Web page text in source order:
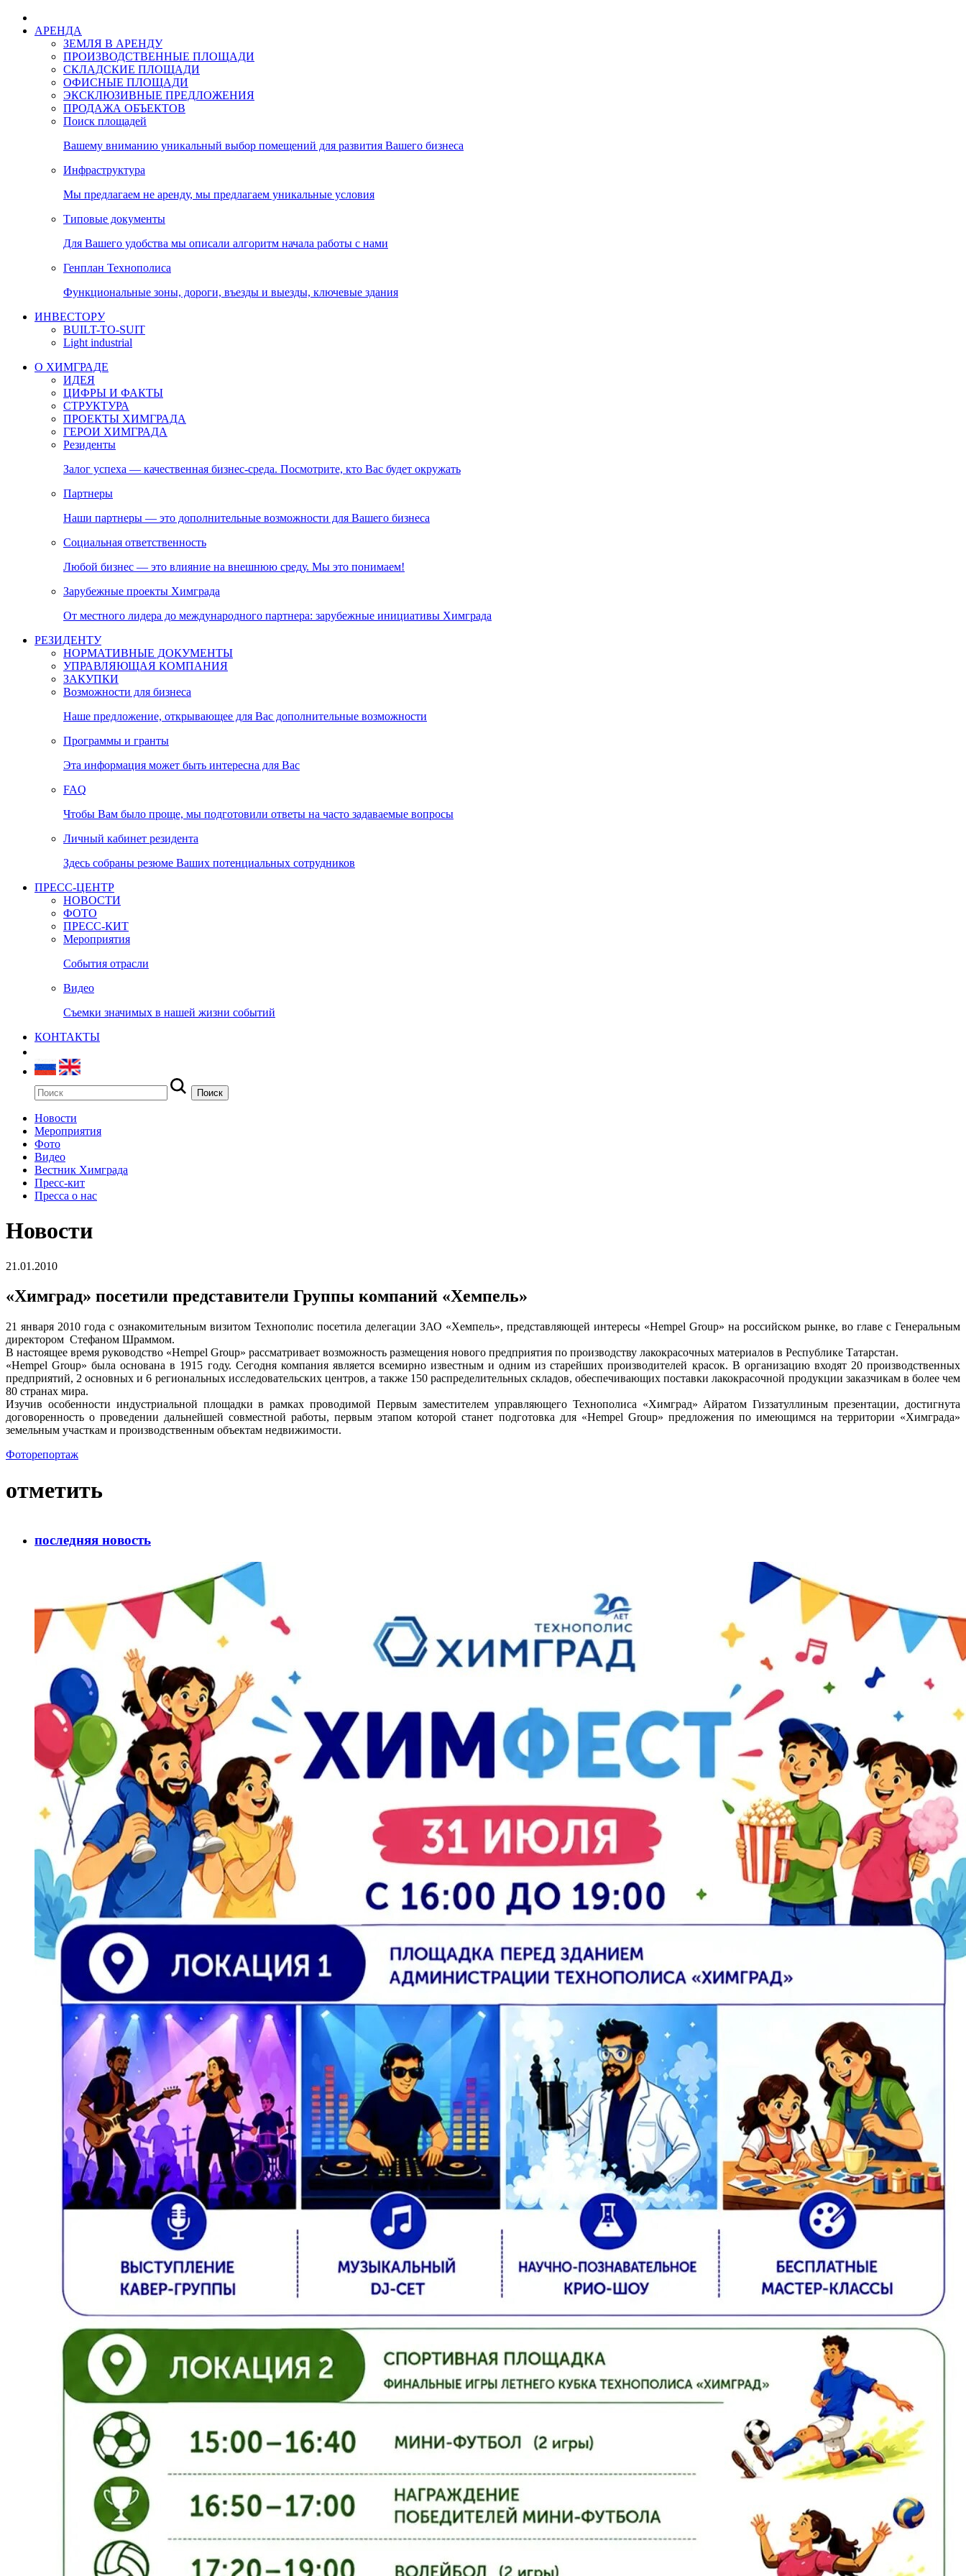
АРЕНДА
ЗЕМЛЯ В АРЕНДУ
ПРОИЗВОДСТВЕННЫЕ ПЛОЩАДИ
СКЛАДСКИЕ ПЛОЩАДИ
ОФИСНЫЕ ПЛОЩАДИ
ЭКСКЛЮЗИВНЫЕ ПРЕДЛОЖЕНИЯ
ПРОДАЖА ОБЪЕКТОВ
Поиск площадей
Вашему вниманию уникальный выбор помещений для развития Вашего бизнеса
Инфраструктура
Мы предлагаем не аренду, мы предлагаем уникальные условия
Типовые документы
Для Вашего удобства мы описали алгоритм начала работы с нами
Генплан Технополиса
Функциональные зоны, дороги, въезды и выезды, ключевые здания
ИНВЕСТОРУ
BUILT-TO-SUIT
Light industrial
О ХИМГРАДЕ
ИДЕЯ
ЦИФРЫ И ФАКТЫ
СТРУКТУРА
ПРОЕКТЫ ХИМГРАДА
ГЕРОИ ХИМГРАДА
Резиденты
Залог успеха — качественная бизнес-среда. Посмотрите, кто Вас будет окружать
Партнеры
Наши партнеры — это дополнительные возможности для Вашего бизнеса
Социальная ответственность
Любой бизнес — это влияние на внешнюю среду. Мы это понимаем!
Зарубежные проекты Химграда
От местного лидера до международного партнера: зарубежные инициативы Химграда
РЕЗИДЕНТУ
НОРМАТИВНЫЕ ДОКУМЕНТЫ
УПРАВЛЯЮЩАЯ КОМПАНИЯ
ЗАКУПКИ
Возможности для бизнеса
Наше предложение, открывающее для Вас дополнительные возможности
Программы и гранты
Эта информация может быть интересна для Вас
FAQ
Чтобы Вам было проще, мы подготовили ответы на часто задаваемые вопросы
Личный кабинет резидента
Здесь собраны резюме Ваших потенциальных сотрудников
ПРЕСС-ЦЕНТР
НОВОСТИ
ФОТО
ПРЕСС-КИТ
Мероприятия
События отрасли
Видео
Съемки значимых в нашей жизни событий
КОНТАКТЫ
Новости
Мероприятия
Фото
Видео
Вестник Химграда
Пресс-кит
Пресса о нас
Новости
21.01.2010
«Химград» посетили представители Группы компаний «Хемпель»
21 января 2010 года с ознакомительным визитом Технополис посетила делегации ЗАО «Хемпель», представляющей интересы «Hempel Group» на российском рынке, во главе с Генеральным
директором Стефаном Шраммом.
В настоящее время руководство «Hempel Group» рассматривает возможность размещения нового предприятия по производству лакокрасочных материалов в Республике Татарстан.
«Hempel Group» была основана в 1915 году. Сегодня компания является всемирно известным и одним из старейших производителей красок. В организацию входят 20 производственных
предприятий, 2 основных и 6 региональных исследовательских центров, а также 150 распределительных складов, обеспечивающих поставки лакокрасочной продукции заказчикам в более чем
80 странах мира.
Изучив особенности индустриальной площадки в рамках проводимой Первым заместителем управляющего Технополиса «Химград» Айратом Гиззатуллиным презентации, достигнута
договоренность о проведении дальнейшей совместной работы, первым этапом которой станет подготовка для «Hempel Group» предложения по имеющимся на территории «Химграда»
земельным участкам и производственным объектам недвижимости.
Фоторепортаж
отметить
последняя новость